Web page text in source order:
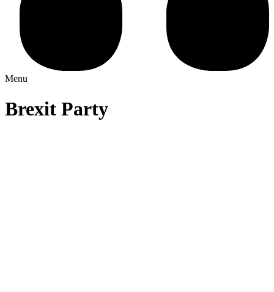
Menu
Brexit Party